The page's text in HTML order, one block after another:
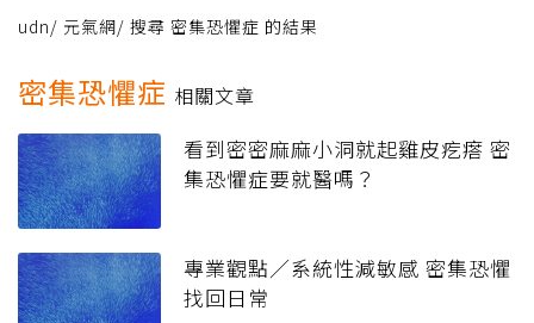
udn/ 元氣網/ 搜尋 密集恐懼症 的結果
密集恐懼症 相關文章
看到密密麻麻小洞就起雞皮疙瘩 密
集恐懼症要就醫嗎？
專業觀點／系統性減敏感 密集恐懼
找回日常